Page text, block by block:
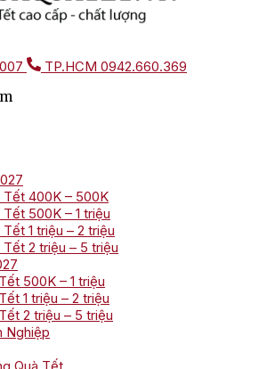
TP.HCM 0942.660.369
Tết 400K – 500K
Tết 500K – 1 triệu
1 triệu – 2 triệu
Tết 2 triệu – 5 triệu
500K – 1 triệu
1 triệu – 2 triệu
2 triệu – 5 triệu
Nghiệp